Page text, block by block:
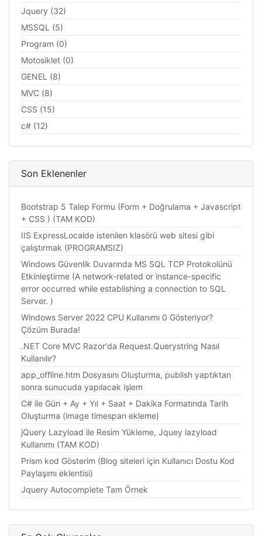
Jquery (32)
MSSQL (5)
Program (0)
Motosiklet (0)
GENEL (8)
MVC (8)
CSS (15)
c# (12)
Son Eklenenler
Bootstrap 5 Talep Formu (Form + Doğrulama + Javascript
+ CSS ) (TAM KOD)
IIS ExpressLocalde istenilen klasörü web sitesi gibi
çalıştırmak (PROGRAMSIZ)
Windows Güvenlik Duvarında MS SQL TCP Protokolünü
Etkinleştirme (A network-related or instance-specific
error occurred while establishing a connection to SQL
Server. )
Windows Server 2022 CPU Kullanımı 0 Gösteriyor?
Çözüm Burada!
.NET Core MVC Razor'da Request.Querystring Nasıl
Kullanılır?
app_offline.htm Dosyasını Oluşturma, publish yaptıktan
sonra sunucuda yapılacak işlem
C# ile Gün + Ay + Yıl + Saat + Dakika Formatında Tarih
Oluşturma (image timespan ekleme)
jQuery Lazyload ile Resim Yükleme, Jquey lazyload
Kullanımı (TAM KOD)
Prism kod Gösterim (Blog siteleri için Kullanıcı Dostu Kod
Paylaşımı eklentisi)
Jquery Autocomplete Tam Örnek